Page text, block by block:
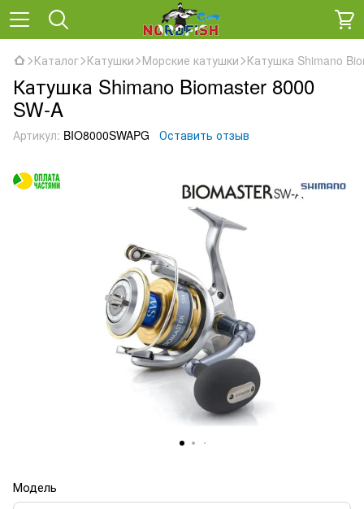
Каталог Катушки Морские катушки Катушка Shimano
Катушка Shimano Biomaster 8000
SW-A
Артикул: BIO8000SWAPG Оставить отзыв
Модель